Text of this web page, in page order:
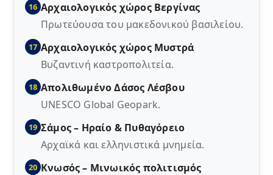
16 Αρχαιολογικός χώρος Βεργίνας
Πρωτεύουσα του μακεδονικού βασιλείου.
17 Αρχαιολογικός χώρος Μυστρά
Βυζαντινή καστροπολιτεία.
18 Απολιθωμένο Δάσος Λέσβου
UNESCO Global Geopark.
19 Σάμος – Ηραίο & Πυθαγόρειο
Αρχαϊκά και ελληνιστικά μνημεία.
20 Κνωσός – Μινωικός πολιτισμός